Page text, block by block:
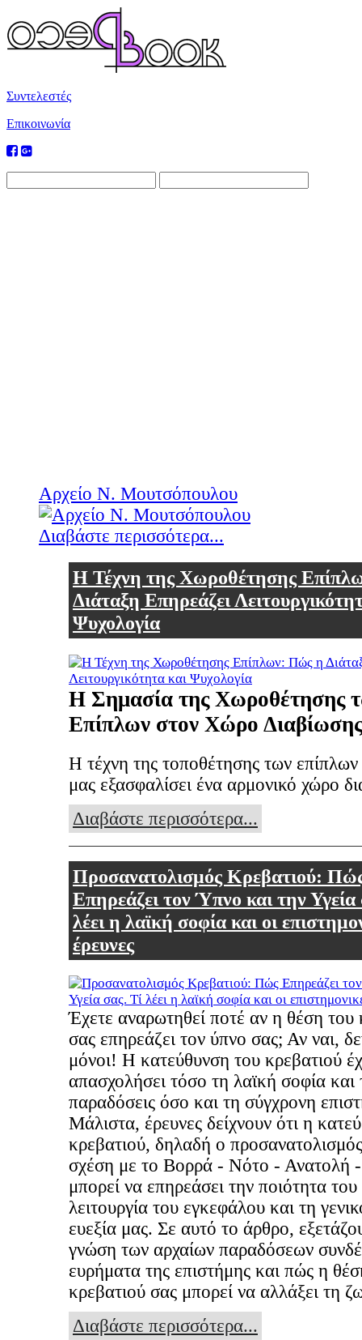
Συντελεστές
Επικοινωνία
Αρχείο Ν. Μουτσόπουλου
Διαβάστε περισσότερα...
Η Τέχνη της Χωροθέτησης
Διάταξη Επηρεάζει
Ψυχολογία
Η Σημασία της Χωροθέτησης
Επίπλων στον Χώρο Διαβίωσης
Η τέχνη της τοποθέτησης των επίπλων
μας εξασφαλίσει ένα αρμονικό χώρο
Διαβάστε περισσότερα...
Προσανατολισμός Κρεβατιού:
Επηρεάζει τον Ύπνο και την Υγεία
λέει η λαϊκή σοφία και οι
έρευνες
Έχετε αναρωτηθεί ποτέ αν η θέση του
σας επηρεάζει τον ύπνο σας; Αν ναι,
μόνοι! Η κατεύθυνση του κρεβατιού
απασχολήσει τόσο τη λαϊκή σοφία και
παραδόσεις όσο και τη σύγχρονη
Μάλιστα, έρευνες δείχνουν ότι η
κρεβατιού, δηλαδή ο
σχέση με το Βορρά - Νότο - Ανατολή
μπορεί να επηρεάσει την ποιότητα
λειτουργία του εγκεφάλου και τη
ευεξία μας. Σε αυτό το άρθρο,
γνώση των αρχαίων παραδόσεων
ευρήματα της επιστήμης και πώς η
κρεβατιού σας μπορεί να αλλάξει τη
Διαβάστε περισσότερα...